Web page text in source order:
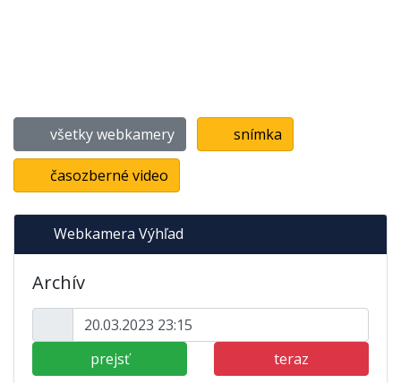
všetky webkamery snímka
časozberné video
Webkamera Výhľad
Archív
prejsť teraz